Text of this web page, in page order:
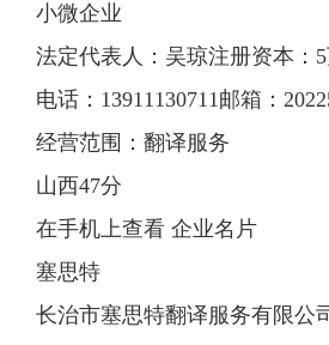
小微企业
法定代表人：吴琼注册资本：
电话：13911130711邮箱：
经营范围：翻译服务
山西47分
在手机上查看 企业名片
塞思特
长治市塞思特翻译服务有限公